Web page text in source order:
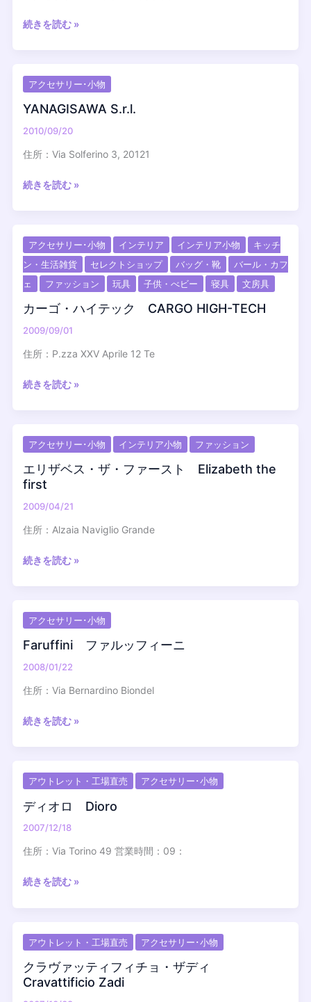
ア
ッ
プ
Ami
Mops
続きを読む »
アクセサリー･小物
YANAGISAWA S.r.l.
2010/09/20
住所：Via Solferino 3, 20121
YANAGISAWA
続きを読む »
アクセサリー･小物 インテリア インテリア小物
キッチ
ン・生活雑貨
セレクトショップ バッグ・靴
バール・カフ
ェ
ファッション 玩具 子供・べビー 寝具 文房具
カーゴ・ハイテック CARGO HIGH-TECH
2009/09/01
住所：P.zza XXV Aprile 12 Te
カ
イ
テ
ッ
CARGO
HIGH-
続きを読む »
アクセサリー･小物 インテリア小物 ファッション
エリザベス・ザ・ファースト Elizabeth the
first
2009/04/21
住所：Alzaia Naviglio Grande
エ
ス・
ザ・
ァ
ー
ト
続きを読む »
アクセサリー･小物
Faruffini ファルッフィーニ
2008/01/22
住所：Via Bernardino Biondel
Faruffini
ッ
フ
ィ
ー
ニ
続きを読む »
アウトレット・工場直売 アクセサリー･小物
ディオロ Dioro
2007/12/18
住所：Via Torino 49 営業時間：09：
デ
Dioro
続きを読む »
アウトレット・工場直売 アクセサリー･小物
クラヴァッティフィチョ・ザディ
Cravattificio Zadi